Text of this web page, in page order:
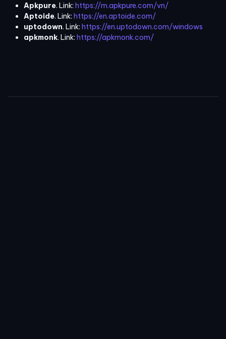
Apkpure. Link: https://m.apkpure.com/vn/
Aptoide. Link: https://en.aptoide.com/
uptodown. Link: https://en.uptodown.com/windows
apkmonk. Link: https://apkmonk.com/